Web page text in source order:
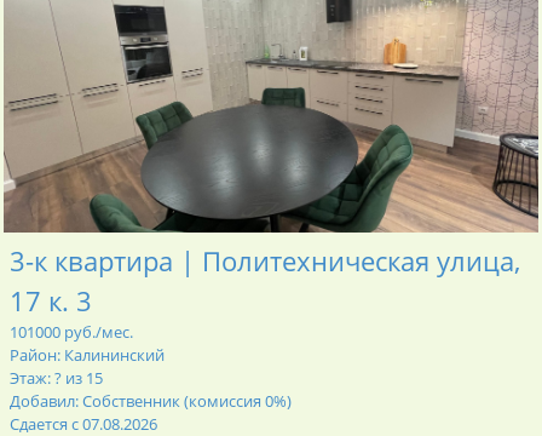
3-к квартира | Политехническая улица,
17 к. 3
101000 руб./мес.
Район: Калининский
Этаж: ? из 15
Добавил: Собственник (комиссия 0%)
Сдается с 07.08.2026